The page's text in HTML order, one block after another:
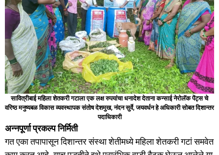
सावित्रीबाई महिला शेतकरी गटाला एक लक्ष रुपयांचा धनादेश देताना कन्साई नेरोलॅक पेंट्स चे
वरिष्ठ मनुष्यबळ विकास व्यवस्थापक संतोष देशमुख, नंदन सुर्वे, जयवर्धन हे अधिकारी सोबत दिशान्तर
पदाधिकारी
अन्नपूर्णा प्रकल्प निर्मिती
गत एका तपापासून दिशान्तर संस्था शेतीमध्ये महिला शेतकरी गटां समवेत